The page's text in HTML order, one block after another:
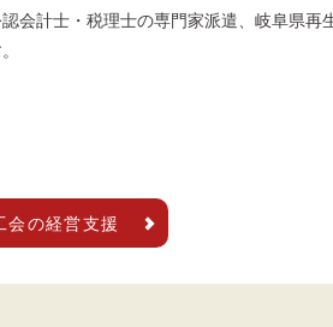
会計士・税理士の専門家派遣、岐阜県再
会の経営支援